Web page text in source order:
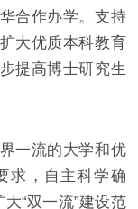
合作办学。支持
大优质本科教育
提高博士研究生
一流的大学和优
求，自主科学确
“双一流”建设范